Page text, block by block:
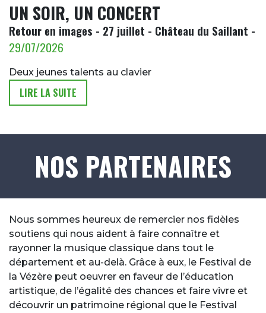
UN SOIR, UN CONCERT
Retour en images - 27 juillet - Château du Saillant -
29/07/2026
Deux jeunes talents au clavier
LIRE LA SUITE
NOS PARTENAIRES
Texte Nos Partenaires
Nous sommes heureux de remercier nos fidèles
soutiens qui nous aident à faire connaître et
rayonner la musique classique dans tout le
département et au-delà. Grâce à eux, le Festival de
la Vézère peut oeuvrer en faveur de l’éducation
artistique, de l’égalité des chances et faire vivre et
découvrir un patrimoine régional que le Festival